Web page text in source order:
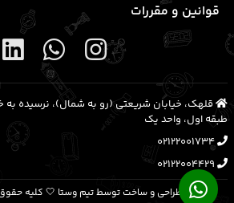
قوانین و مقررات
طبقه اول، واحد یک
02122001734
02122004429
طراحی و ساخت توسط تیم وستا 🤍 کلیه